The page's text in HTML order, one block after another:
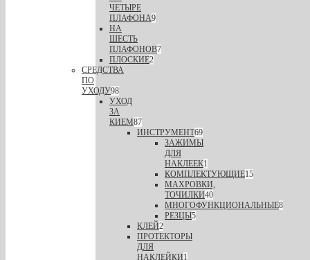
ЧЕТЫРЕ
ПЛАФОНА9
НА
ШЕСТЬ
ПЛАФОНОВ7
ПЛОСКИЕ2
СРЕДСТВА
ПО
УХОДУ98
УХОД
ЗА
КИЕМ87
ИНСТРУМЕНТ69
ЗАЖИМЫ
ДЛЯ
НАКЛЕЕК1
КОМПЛЕКТУЮЩИЕ15
МАХРОВКИ,
ТОЧИЛКИ40
МНОГОФУНКЦИОНАЛЬНЫЕ8
РЕЗЦЫ5
КЛЕЙ2
ПРОТЕКТОРЫ
ДЛЯ
НАКЛЕЙКИ1